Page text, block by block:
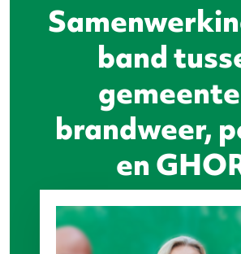
band
brandweer,
en